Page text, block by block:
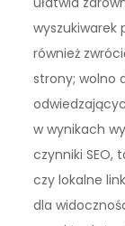
wyszukiwarek
również
strony; wolno
w wynikach
czynniki SEO,
czy lokalne
dla